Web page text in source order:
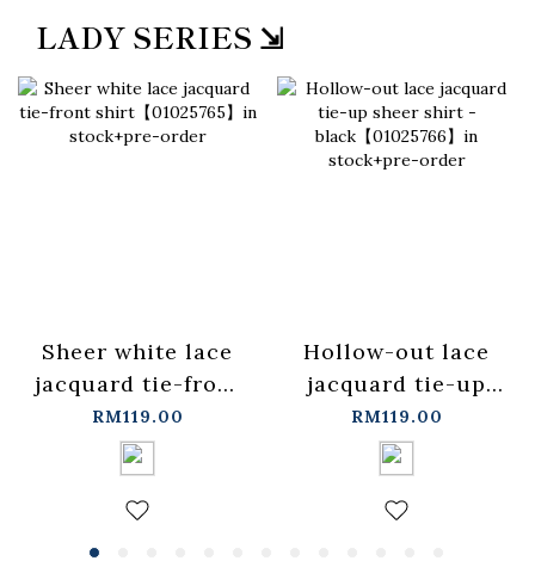
LADY SERIES ⇲
Sheer white lace
jacquard tie-front
shirt【01025765】
in stock+pre-order
RM119.00
Hollow-out lace
jacquard tie-up
sheer shirt -
black【01025766】
in stock+pre-order
RM119.00